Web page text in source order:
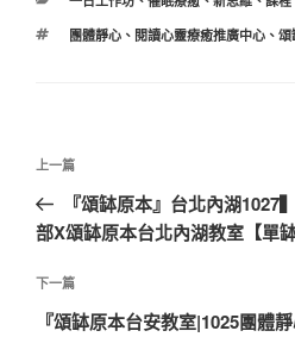
標
團體靜心、 閱讀心靈療癒推廣中心、 頌
文
導
覽
上
一
篇
章
上一篇
『頌缽原本』台北內湖
部X頌缽原本台北內湖教室【單
下
一
下一篇
『頌缽原本台安教室|1025團體